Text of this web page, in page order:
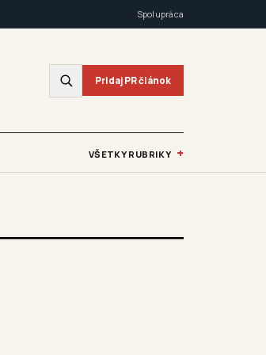
Spolupráca
Pridaj PR článok
VŠETKY RUBRIKY +